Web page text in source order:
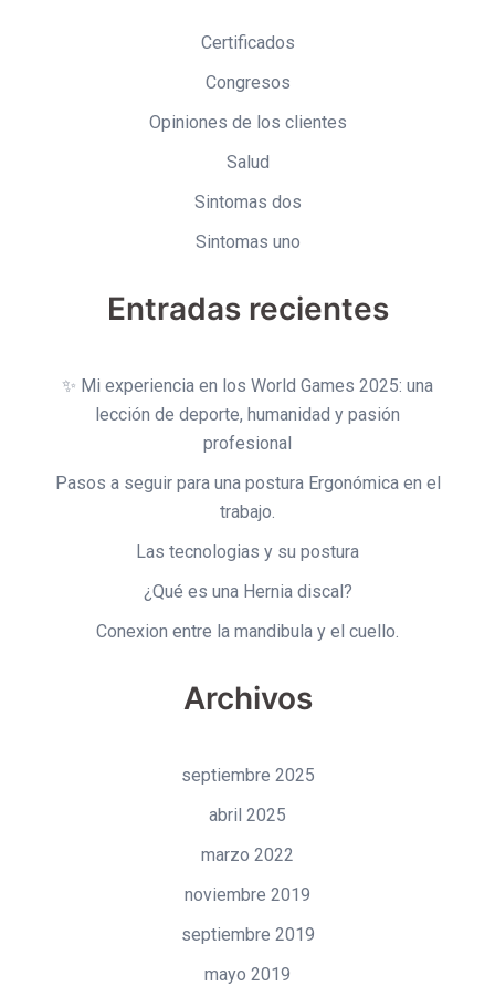
Certificados
Congresos
Opiniones de los clientes
Salud
Sintomas dos
Sintomas uno
Entradas recientes
✨ Mi experiencia en los World Games 2025: una
lección de deporte, humanidad y pasión
profesional
Pasos a seguir para una postura Ergonómica en el
trabajo.
Las tecnologias y su postura
¿Qué es una Hernia discal?
Conexion entre la mandibula y el cuello.
Archivos
septiembre 2025
abril 2025
marzo 2022
noviembre 2019
septiembre 2019
mayo 2019